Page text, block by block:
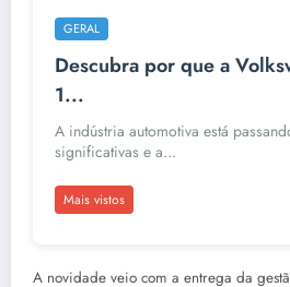
GERAL
Descubra por que a
1...
A indústria automotiva está
significativas e a...
Mais vistos
A novidade veio com a entrega da